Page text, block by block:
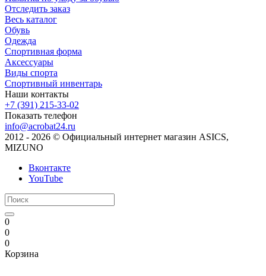
Отследить заказ
Весь каталог
Обувь
Одежда
Спортивная форма
Аксессуары
Виды спорта
Спортивный инвентарь
Наши контакты
+7 (391) 215-33-02
Показать телефон
info@acrobat24.ru
2012 - 2026 © Официальный интернет магазин ASICS,
MIZUNO
Вконтакте
YouTube
0
0
0
Корзина